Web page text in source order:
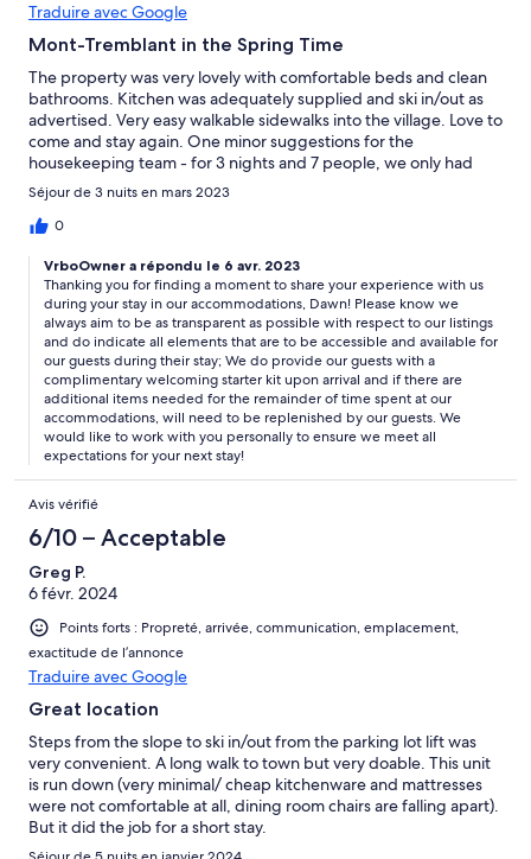
Traduire avec Google
Mont-Tremblant in the Spring Time
The property was very lovely with comfortable beds and clean
bathrooms. Kitchen was adequately supplied and ski in/out as
advertised. Very easy walkable sidewalks into the village. Love to
come and stay again. One minor suggestions for the
housekeeping team - for 3 nights and 7 people, we only had
one small box of Tide detergent for the wash. Thanks for having
us as quests.
Séjour de 3 nuits en mars 2023
0
VrboOwner a répondu le 6 avr. 2023
Thanking you for finding a moment to share your experience with us
during your stay in our accommodations, Dawn! Please know we
always aim to be as transparent as possible with respect to our listings
and do indicate all elements that are to be accessible and available for
our guests during their stay; We do provide our guests with a
complimentary welcoming starter kit upon arrival and if there are
additional items needed for the remainder of time spent at our
accommodations, will need to be replenished by our guests. We
would like to work with you personally to ensure we meet all
expectations for your next stay!
Avis vérifié
6/10 – Acceptable
Greg P.
6 févr. 2024
Points forts : Propreté, arrivée, communication, emplacement,
exactitude de l’annonce
Traduire avec Google
Great location
Steps from the slope to ski in/out from the parking lot lift was
very convenient. A long walk to town but very doable. This unit
is run down (very minimal/ cheap kitchenware and mattresses
were not comfortable at all, dining room chairs are falling apart).
But it did the job for a short stay.